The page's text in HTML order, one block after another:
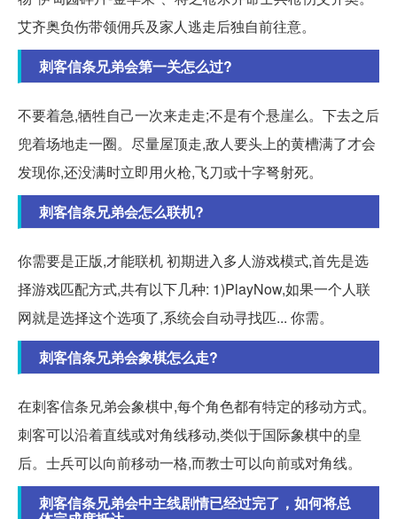
艾齐奥负伤带领佣兵及家人逃走后独自前往意。
刺客信条兄弟会第一关怎么过?
不要着急,牺牲自己一次来走走;不是有个悬崖么。下去之后
兜着场地走一圈。尽量屋顶走,敌人要头上的黄槽满了才会
发现你,还没满时立即用火枪,飞刀或十字弩射死。
刺客信条兄弟会怎么联机?
你需要是正版,才能联机 初期进入多人游戏模式,首先是选
择游戏匹配方式,共有以下几种: 1)PlayNow,如果一个人联
网就是选择这个选项了,系统会自动寻找匹... 你需。
刺客信条兄弟会象棋怎么走?
在刺客信条兄弟会象棋中,每个角色都有特定的移动方式。
刺客可以沿着直线或对角线移动,类似于国际象棋中的皇
后。士兵可以向前移动一格,而教士可以向前或对角线。
刺客信条兄弟会中主线剧情已经过完了，如何将总